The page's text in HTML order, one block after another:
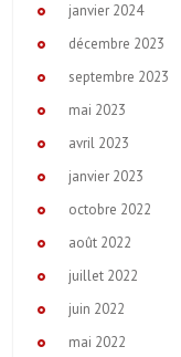
janvier 2024
décembre 2023
septembre 2023
mai 2023
avril 2023
janvier 2023
octobre 2022
août 2022
juillet 2022
juin 2022
mai 2022